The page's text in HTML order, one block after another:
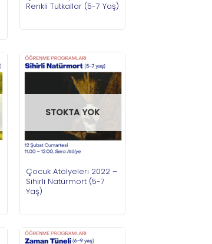
Renkli Tutkallar (5-7 Yaş)
STOKTA YOK
Çocuk Atölyeleri 2022 –
Sihirli Natürmort (5-7
Yaş)